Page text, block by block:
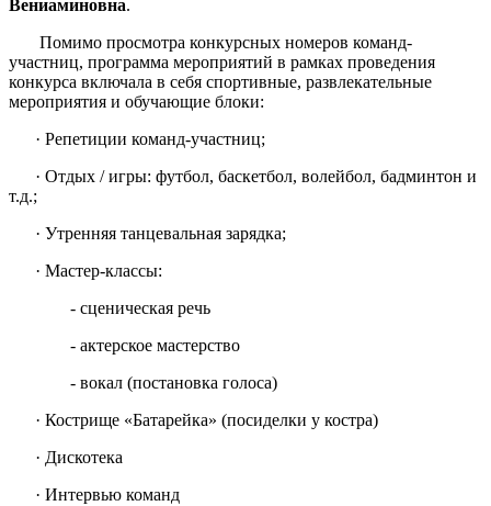
Вениаминовна.
Помимо просмотра конкурсных номеров команд-
участниц, программа мероприятий в рамках проведения
конкурса включала в себя спортивные, развлекательные
мероприятия и обучающие блоки:
· Репетиции команд-участниц;
· Отдых / игры: футбол, баскетбол, волейбол, бадминтон и
т.д.;
· Утренняя танцевальная зарядка;
· Мастер-классы:
- сценическая речь
- актерское мастерство
- вокал (постановка голоса)
· Кострище «Батарейка» (посиделки у костра)
· Дискотека
· Интервью команд